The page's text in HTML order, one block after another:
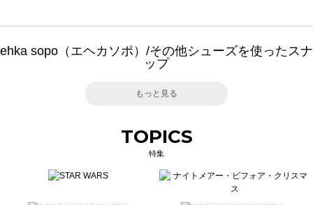
ehka sopo（エヘカソポ）/その他シューズを使ったスナ
ップ
もっと見る
TOPICS
特集